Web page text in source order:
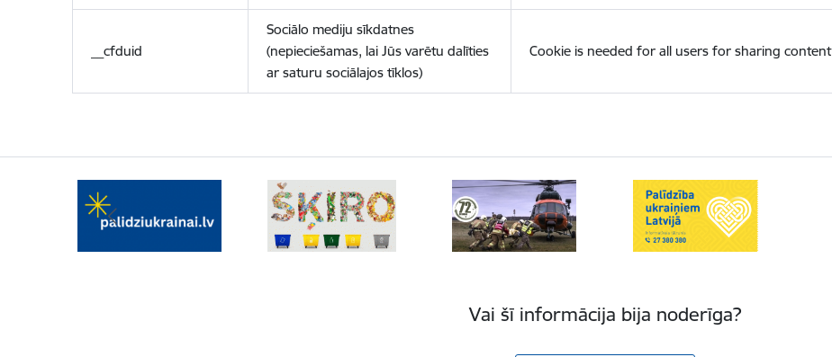
__cfduid
Sociālo mediju sīkdatnes
(nepieciešamas, lai Jūs varētu dalīties
ar saturu sociālajos tīklos)
Cookie is needed for all users for sharing content
Vai šī informācija bija noderīga?